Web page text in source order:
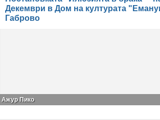
Декември в Дом на културата
Габрово
Ажур Пико